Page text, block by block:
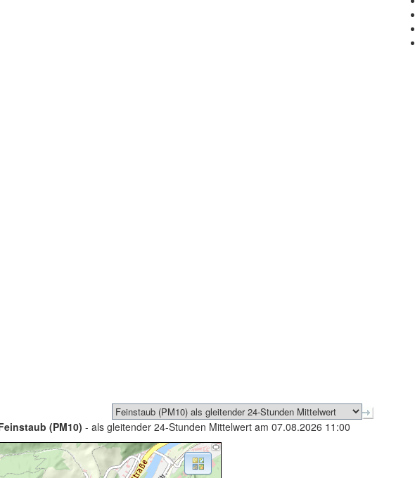
(PM10) - als gleitender 24-Stunden Mittelwert am 07.08.2026 11:00